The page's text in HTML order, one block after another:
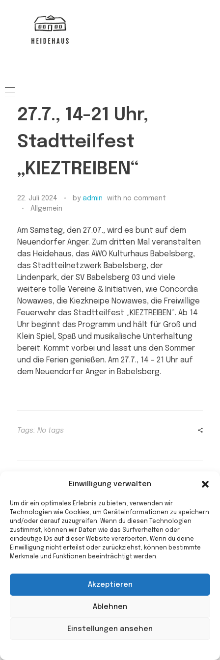
Einwilligung verwalten
Um dir ein optimales Erlebnis zu bieten, verwenden wir
Technologien wie Cookies, um Geräteinformationen zu speichern
und/oder darauf zuzugreifen. Wenn du diesen Technologien
zustimmst, können wir Daten wie das Surfverhalten oder
eindeutige IDs auf dieser Website verarbeiten. Wenn du deine
Einwilligung nicht erteilst oder zurückziehst, können bestimmte
Merkmale und Funktionen beeinträchtigt werden.
Akzeptieren
Ablehnen
Einstellungen ansehen
27.7., 14-21 Uhr,
Stadtteilfest
„KIEZTREIBEN“
22. Juli 2024 by admin with no comment
Allgemein
Am Samstag, den 27.07., wird es bunt auf dem
Neuendorfer Anger. Zum dritten Mal veranstalten
das Heidehaus, das AWO Kulturhaus Babelsberg,
das Stadtteilnetzwerk Babelsberg, der
Lindenpark, der SV Babelsberg 03 und viele
weitere tolle Vereine & Initiativen, wie Concordia
Nowawes, die Kiezkneipe Nowawes, die Freiwillige
Feuerwehr das Stadtteilfest „KIEZTREIBEN“. Ab 14
Uhr beginnt das Programm und hält für Groß und
Klein Spiel, Spaß und musikalische Unterhaltung
bereit. Kommt vorbei und lasst uns den Sommer
und die Ferien genießen. Am 27.7., 14 – 21 Uhr auf
dem Neuendorfer Anger in Babelsberg.
Tags: No tags
Previous Post Next Post
© 2022 Heidehaus